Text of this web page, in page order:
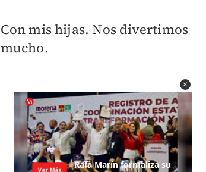
Con mis hijas. Nos divertimos
mucho.